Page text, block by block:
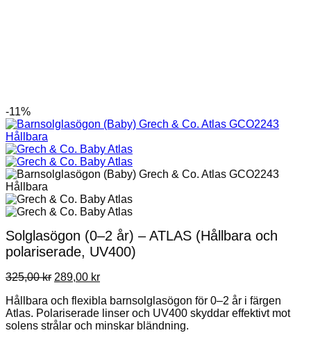
-11%
Solglasögon (0–2 år) – ATLAS (Hållbara och
polariserade, UV400)
325,00kr Det
priset
var:
325,00 kr.
289,00 krDet
priset
är:
289,00 kr.
Hållbara och flexibla barnsolglasögon för 0–2 år i färgen
Atlas. Polariserade linser och UV400 skyddar effektivt mot
solens strålar och minskar bländning.